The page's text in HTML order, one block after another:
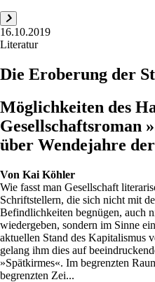
16.10.2019
Literatur
Die Eroberung der
Möglichkeiten des
Gesellschaftsroman
über Wendejahre
Von Kai Köhler
Wie fasst man Gesellschaft
Schriftstellern, die sich nicht mit
Befindlichkeiten begnügen, auch
wiedergeben, sondern im Sinne
aktuellen Stand des Kapitalismus
gelang ihm dies auf
»Spätkirmes«. Im begrenzten
begrenzten Zei...